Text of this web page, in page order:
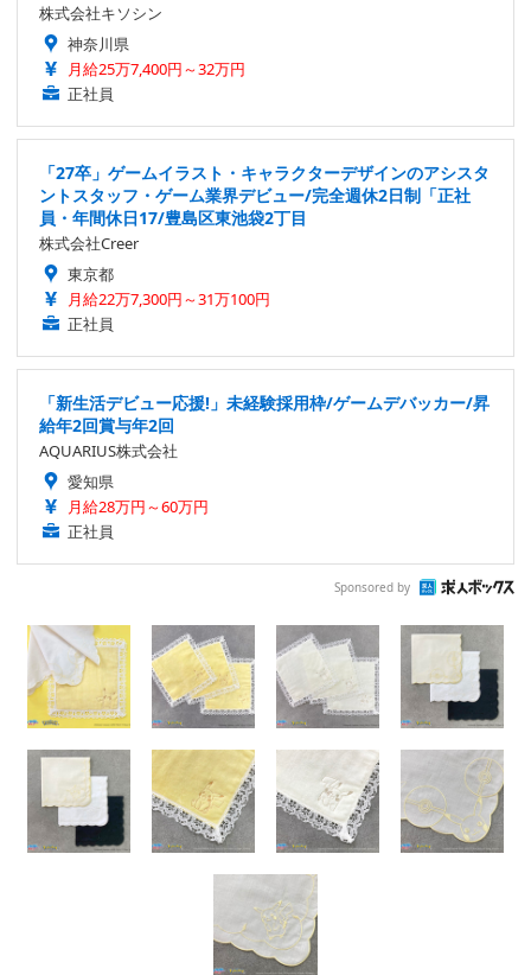
株式会社キソシン
神奈川県
月給25万7,400円～32万円
正社員
「27卒」ゲームイラスト・キャラクターデザインのアシスタ
ントスタッフ・ゲーム業界デビュー/完全週休2日制「正社
員・年間休日17/豊島区東池袋2丁目
株式会社Creer
東京都
月給22万7,300円～31万100円
正社員
「新生活デビュー応援!」未経験採用枠/ゲームデバッカー/昇
給年2回賞与年2回
AQUARIUS株式会社
愛知県
月給28万円～60万円
正社員
Sponsored by